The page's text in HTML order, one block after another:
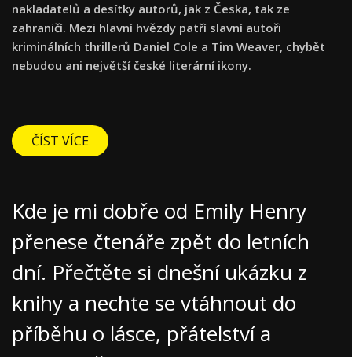
nakladatelů a desítky autorů, jak z Česka, tak ze
zahraničí. Mezi hlavní hvězdy patří slavní autoři
kriminálních thrillerů Daniel Cole a Tim Weaver, chybět
nebudou ani největší české literární ikony.
ČÍST VÍCE
Kde je mi dobře od Emily Henry
přenese čtenáře zpět do letních
dní. Přečtěte si dnešní ukázku z
knihy a nechte se vtáhnout do
příběhu o lásce, přátelství a